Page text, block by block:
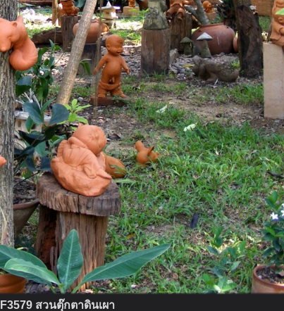
สวนตุ๊กตาดินเผา